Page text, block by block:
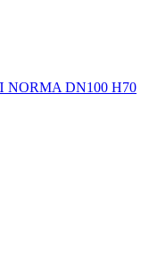
NORMA DN100 H70